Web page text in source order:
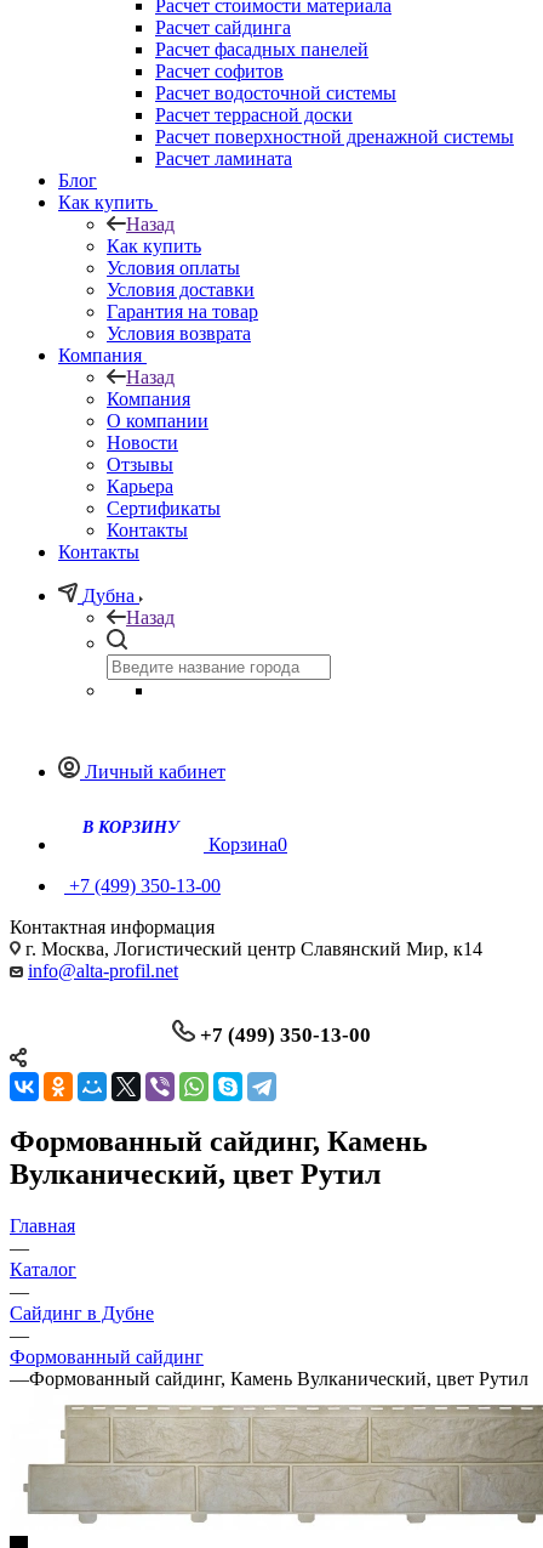
Расчет стоимости материала
Расчет сайдинга
Расчет фасадных панелей
Расчет софитов
Расчет водосточной системы
Расчет террасной доски
Расчет поверхностной дренажной системы
Расчет ламината
Блог
Как купить
Назад
Как купить
Условия оплаты
Условия доставки
Гарантия на товар
Условия возврата
Компания
Назад
Компания
О компании
Новости
Отзывы
Карьера
Сертификаты
Контакты
Контакты
Дубна
Назад
Личный кабинет
Корзина0
+7 (499) 350-13-00
Контактная информация
г. Москва, Логистический центр Славянский Мир, к14
info@alta-profil.net
+7 (499) 350-13-00
Формованный сайдинг, Камень
Вулканический, цвет Рутил
Главная
—
Каталог
—
Сайдинг в Дубне
—
Формованный сайдинг
—Формованный сайдинг, Камень Вулканический, цвет Рутил